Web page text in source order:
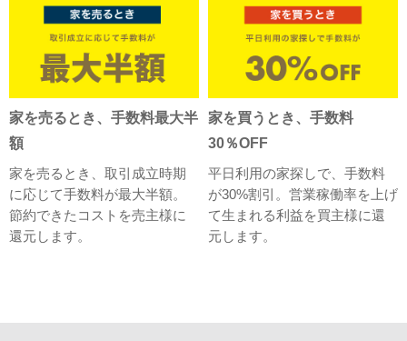
家を売るとき、手数料最大半
額
家を売るとき、取引成立時期
に応じて手数料が最大半額。
節約できたコストを売主様に
還元します。
家を買うとき、手数料
30％OFF
平日利用の家探しで、手数料
が30%割引。営業稼働率を上げ
て生まれる利益を買主様に還
元します。